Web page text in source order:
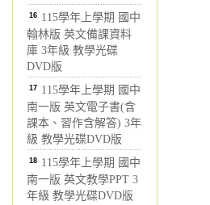
16 115學年上學期 國中
翰林版 英文備課資料
庫 3年級 教學光碟
DVD版
17 115學年上學期 國中
南一版 英文電子書(含
課本、習作含解答) 3年
級 教學光碟DVD版
18 115學年上學期 國中
南一版 英文教學PPT 3
年級 教學光碟DVD版